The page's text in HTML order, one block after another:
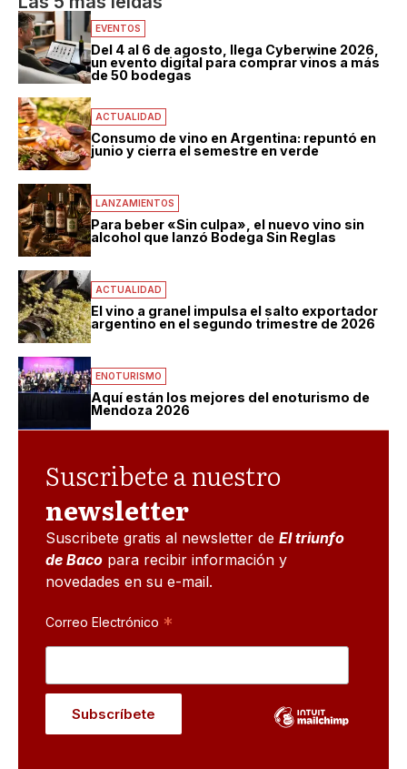
EVENTOS
Del 4 al 6 de agosto, llega Cyberwine 2026,
un evento digital para comprar vinos a más
de 50 bodegas
ACTUALIDAD
Consumo de vino en Argentina: repuntó en
junio y cierra el semestre en verde
LANZAMIENTOS
Para beber «Sin culpa», el nuevo vino sin
alcohol que lanzó Bodega Sin Reglas
ACTUALIDAD
El vino a granel impulsa el salto exportador
argentino en el segundo trimestre de 2026
ENOTURISMO
Aquí están los mejores del enoturismo de
Mendoza 2026
Suscribete a nuestro
newsletter
Suscribete gratis al newsletter de El triunfo
de Baco para recibir información y
novedades en su e-mail.
Correo Electrónico *